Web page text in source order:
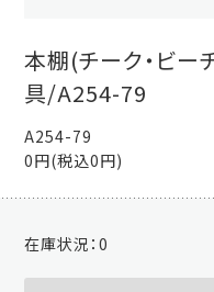
本棚(チーク・ビー
具/A254-79
A254-79
0円(税込0円)
在庫状況：0